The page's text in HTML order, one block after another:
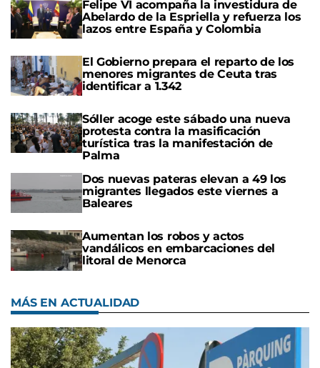
Felipe VI acompaña la investidura de
Abelardo de la Espriella y refuerza los
lazos entre España y Colombia
El Gobierno prepara el reparto de los
menores migrantes de Ceuta tras
identificar a 1.342
Sóller acoge este sábado una nueva
protesta contra la masificación
turística tras la manifestación de
Palma
Dos nuevas pateras elevan a 49 los
migrantes llegados este viernes a
Baleares
Aumentan los robos y actos
vandálicos en embarcaciones del
litoral de Menorca
MÁS EN ACTUALIDAD